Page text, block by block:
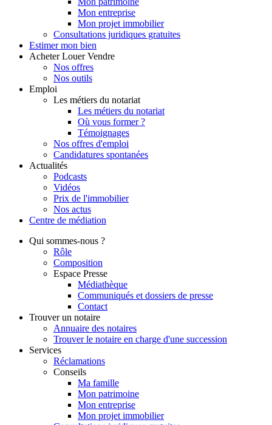
Mon entreprise
Mon projet immobilier
Consultations juridiques gratuites
Estimer mon bien
Acheter Louer Vendre
Nos offres
Nos outils
Emploi
Les métiers du notariat
Les métiers du notariat
Où vous former ?
Témoignages
Nos offres d'emploi
Candidatures spontanées
Actualités
Podcasts
Vidéos
Prix de l'immobilier
Nos actus
Centre de médiation
Qui sommes-nous ?
Rôle
Composition
Espace Presse
Médiathèque
Communiqués et dossiers de presse
Contact
Trouver un notaire
Annuaire des notaires
Trouver le notaire en charge d'une succession
Services
Réclamations
Conseils
Ma famille
Mon patrimoine
Mon entreprise
Mon projet immobilier